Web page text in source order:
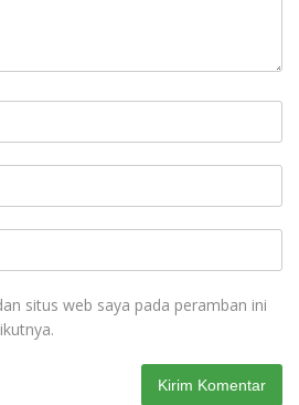
situs web saya pada peramban ini